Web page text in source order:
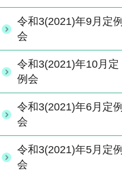
令和3(2021)年9月定例
会
令和3(2021)年10月定
例会
令和3(2021)年6月定例
会
令和3(2021)年5月定例
会